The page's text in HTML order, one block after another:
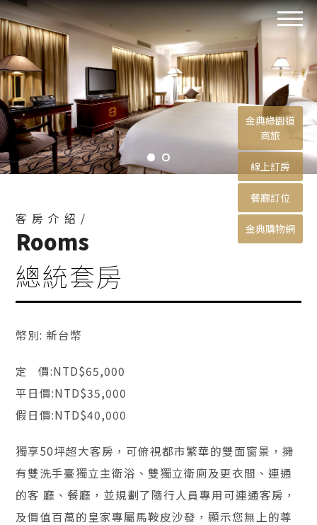
金典綠園道
商旅
線上訂房
餐廳訂位
金典購物網
客房介紹/
Rooms
總統套房
幣別: 新台幣
定 價:NTD$65,000
平日價:NTD$35,000
假日價:NTD$40,000
獨享50坪超大客房，可俯視都市繁華的雙面窗景，擁
有雙洗手臺獨立主衛浴、雙獨立衛廁及更衣間、連通
的客 廳、餐廳，並規劃了隨行人員專用可連通客房，
及價值百萬的皇家專屬馬鞍皮沙發，顯示您無上的尊